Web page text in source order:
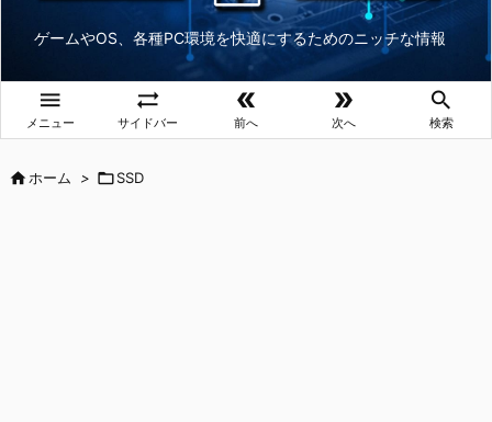
ゲームやOS、各種PC環境を快適にするためのニッチな情報

メニュー

サイドバー

前へ

次へ

検索
ホーム > SSD